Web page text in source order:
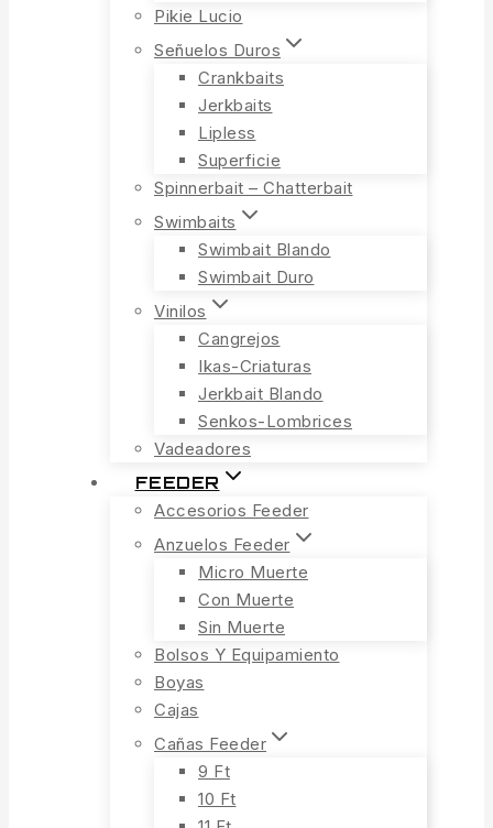
Pikie Lucio
Señuelos Duros
Crankbaits
Jerkbaits
Lipless
Superficie
Spinnerbait – Chatterbait
Swimbaits
Swimbait Blando
Swimbait Duro
Vinilos
Cangrejos
Ikas-Criaturas
Jerkbait Blando
Senkos-Lombrices
Vadeadores
FEEDER
Accesorios Feeder
Anzuelos Feeder
Micro Muerte
Con Muerte
Sin Muerte
Bolsos Y Equipamiento
Boyas
Cajas
Cañas Feeder
9 Ft
10 Ft